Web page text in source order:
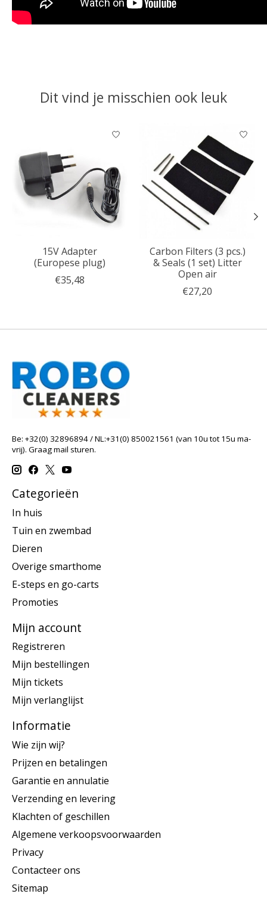
Dit vind je misschien ook leuk
Items van productcarrousel
15V Adapter
(Europese plug)
€35,48
Carbon Filters (3 pcs.)
& Seals (1 set) Litter
Open air
€27,20
Be: +32(0) 32896894 / NL:+31(0) 850021561 (van 10u tot 15u ma-
vrij). Graag mail sturen.
Categorieën
In huis
Tuin en zwembad
Dieren
Overige smarthome
E-steps en go-carts
Promoties
Mijn account
Registreren
Mijn bestellingen
Mijn tickets
Mijn verlanglijst
Informatie
Wie zijn wij?
Prijzen en betalingen
Garantie en annulatie
Verzending en levering
Klachten of geschillen
Algemene verkoopsvoorwaarden
Privacy
Contacteer ons
Sitemap